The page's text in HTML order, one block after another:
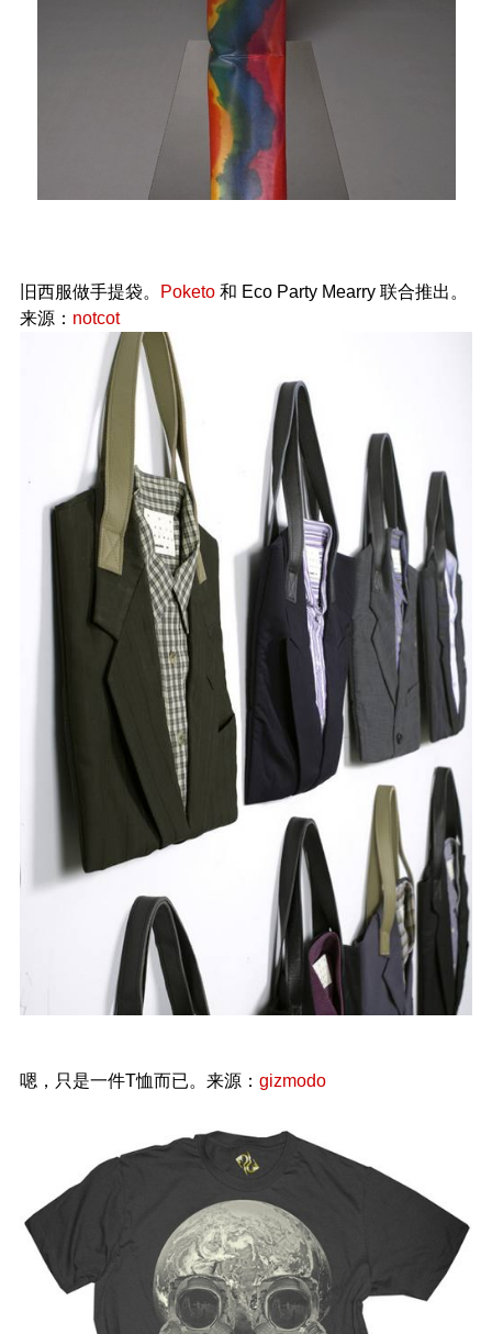
旧西服做手提袋。 Poketo和 Eco Party Mearry 联合推出。
来源： notcot
嗯，只是一件T恤而已。来源： gizmodo